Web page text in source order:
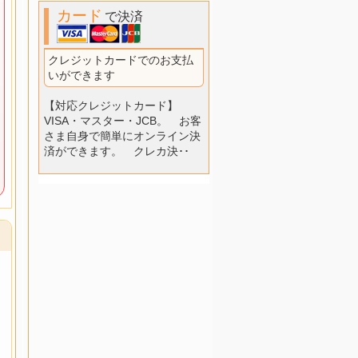
カード で決済
クレジットカードでのお支払
いができます
【対応クレジットカード】
VISA・マスター・JCB。 お客
さま自身で簡単にオンライン決
済ができます。 クレカ決･･